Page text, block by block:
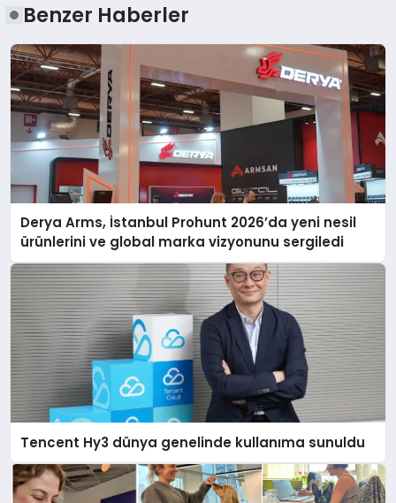
Benzer Haberler
Derya Arms, İstanbul Prohunt 2026’da yeni nesil
ürünlerini ve global marka vizyonunu sergiledi
Tencent Hy3 dünya genelinde kullanıma sunuldu